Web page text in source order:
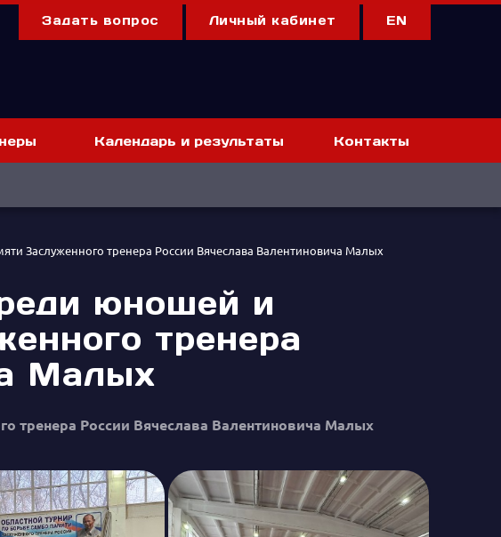
Задать вопрос Личный кабинет EN
Календарь и результаты Контакты
Заслуженного тренера России Вячеслава Валентиновича Малых
юношей и
тренера
Малых
тренера России Вячеслава Валентиновича Малых